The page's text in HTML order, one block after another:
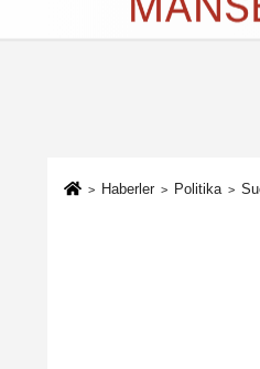
İletişim Çerez
Haberler Politika